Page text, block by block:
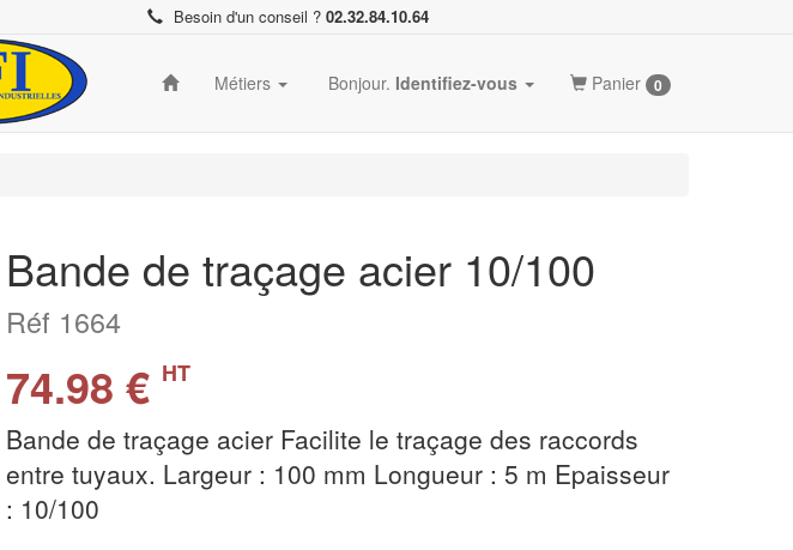
Besoin d'un conseil ? 02.32.84.10.64
Métiers Bonjour. Identifiez-vous Panier 0
Bande de traçage acier 10/100
Réf 1664
74.98 € HT
Bande de traçage acier Facilite le traçage des raccords
entre tuyaux. Largeur : 100 mm Longueur : 5 m Epaisseur
: 10/100